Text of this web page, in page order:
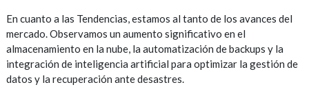
En cuanto a las Tendencias, estamos al tanto de los avances del
mercado. Observamos un aumento significativo en el
almacenamiento en la nube, la automatización de backups y la
integración de inteligencia artificial para optimizar la gestión de
datos y la recuperación ante desastres.